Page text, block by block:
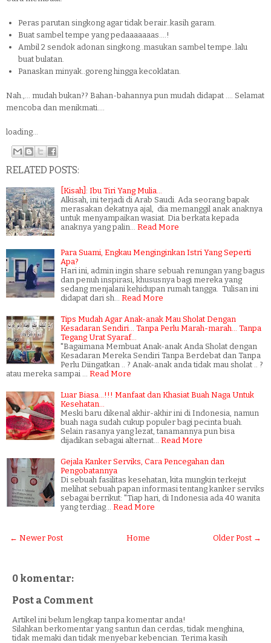
Peras parutan singkong agar tidak berair..kasih garam.
Buat sambel tempe yang pedaaaaaaas....!
Ambil 2 sendok adonan singkong..masukan sambel tempe..lalu
buat bulatan.
Panaskan minyak..goreng hingga kecoklatan.
Nah.,... mudah bukan?? Bahan-bahannya pun mudah didapat .... Selamat
mencoba dan menikmati....
loading...
RELATED POSTS:
[Kisah]: Ibu Tiri Yang Mulia...
Alkisah, ini terjadi di Arab Saudi. Ada seorang bapak
merasakan dekatnya ajal, dia memanggil anak anaknya
untuk menyampaikan wasiat. Dia berkata kepada
anaknya yang palin…
Read More
Para Suami, Engkau Menginginkan Istri Yang Seperti
Apa?
Hari ini, admin ingin share sebuah renungan yang bagus
dan penuh inspirasi, khususnya bagi mereka yang
sedang menjalani kehidupan rumah tangga. Tulisan ini
didapat dari sh…
Read More
Tips Mudah Agar Anak-anak Mau Sholat Dengan
Kesadaran Sendiri... Tanpa Perlu Marah-marah... Tanpa
Tegang Urat Syaraf...
"Bagaimana Membuat Anak-anak Anda Sholat dengan
Kesadaran Mereka Sendiri Tanpa Berdebat dan Tanpa
Perlu Diingatkan .. ? Anak-anak anda tidak mau sholat .. ?
atau mereka sampai …
Read More
Luar Biasa...!!! Manfaat dan Khasiat Buah Naga Untuk
Kesehatan...
Meski baru dikenal akhir-akhir ini di Indonesia, namun
buah naga sudah cukup populer bagi pecinta buah.
Selain rasanya yang lezat, tanamannya pun bisa
dijadikan sebagai alternat…
Read More
Gejala Kanker Serviks, Cara Pencegahan dan
Pengobatannya
Di sebuah fasilitas kesehatan, kita mungkin terkejut
melihat sebuah papan informasi tentang kanker serviks
sebagai berrikut: "Tiap hari, di Indonesia ada 40 wanita
yang terdiag…
Read More
← Newer Post Older Post →
Home
0 komentar:
Post a Comment
Artikel ini belum lengkap tanpa komentar anda!
Silahkan berkomentar yang santun dan cerdas, tidak menghina,
tidak memaki dan tidak menyebar kebencian. Terima kasih